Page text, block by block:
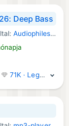
Deep Bass
Audiophiles - Music Player
71K · Legenda